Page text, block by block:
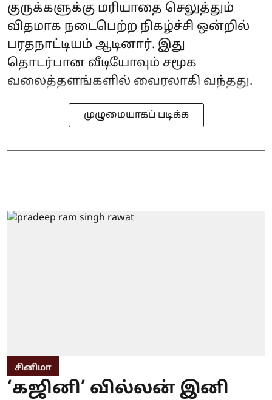
குருக்களுக்கு மரியாதை செலுத்தும்
விதமாக நடைபெற்ற நிகழ்ச்சி ஒன்றில்
பரதநாட்டியம் ஆடினார். இது
தொடர்பான வீடியோவும் சமூக
வலைத்தளங்களில் வைரலாகி வந்தது.
முழுமையாகப் படிக்க
சினிமா
‘கஜினி’ வில்லன் இனி